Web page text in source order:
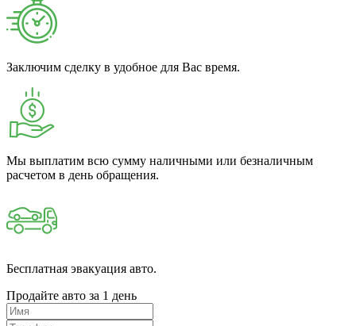
Заключим сделку в удобное для Вас время.
Мы выплатим всю сумму наличными или безналичным
расчетом в день обращения.
Бесплатная эвакуация авто.
Продайте авто за 1 день